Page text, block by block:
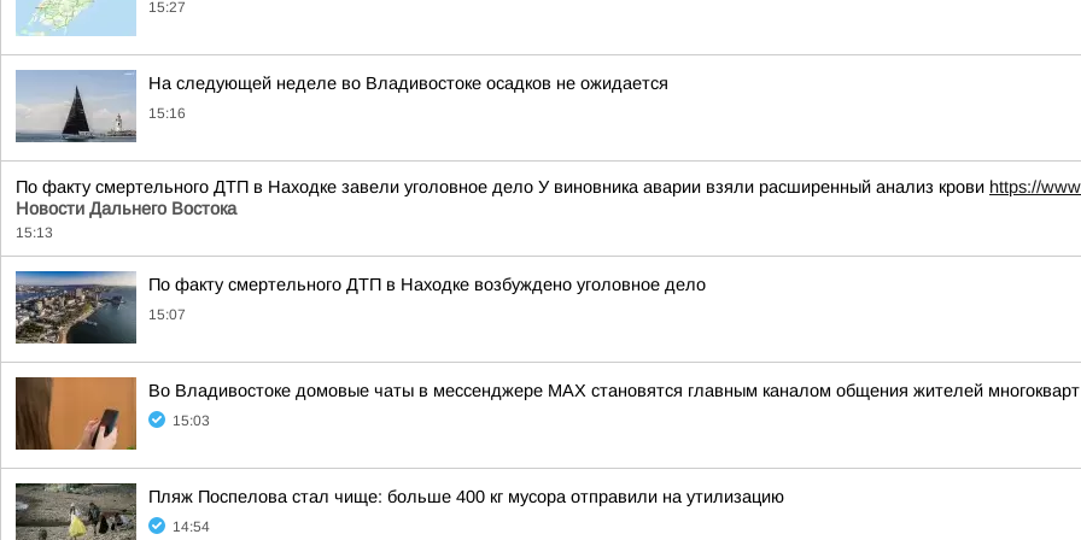
15:27
На следующей неделе во Владивостоке осадков не ожидается
15:16
По факту смертельного ДТП в Находке завели уголовное дело У виновника аварии взяли расширенный анализ крови https://
Новости Дальнего Востока
15:13
По факту смертельного ДТП в Находке возбуждено уголовное дело
15:07
Во Владивостоке домовые чаты в мессенджере МАХ становятся главным каналом общения жителей
15:03
Пляж Поспелова стал чище: больше 400 кг мусора отправили на утилизацию
14:54